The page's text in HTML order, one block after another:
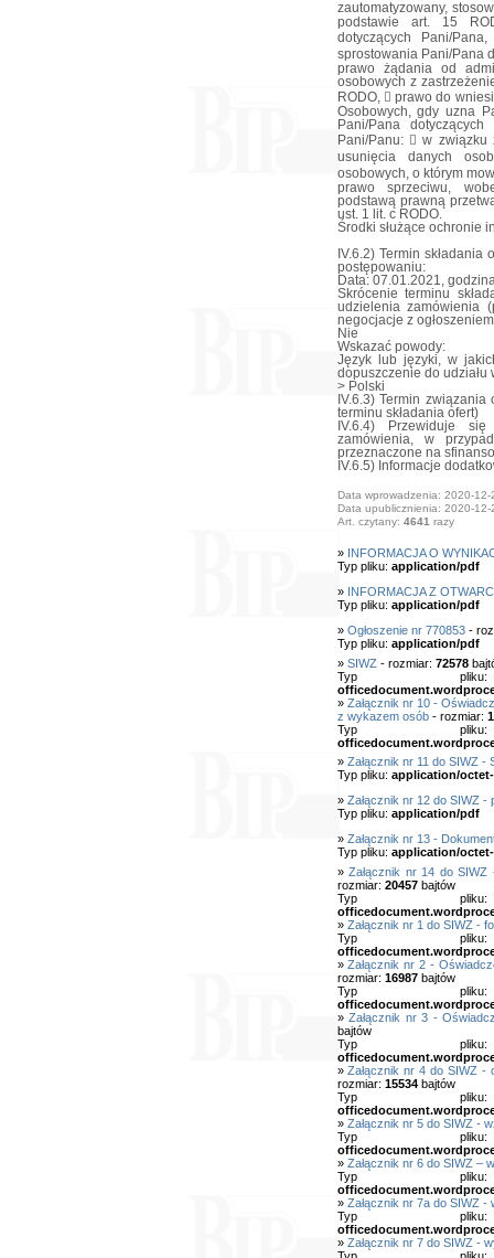
zautomatyzowany,
podstawie art. 15
dotyczących Pani/
sprostowania Pani/Pana
prawo żądania od
osobowych z
RODO,  prawo do
Osobowych, gdy uzna
Pani/Pana
Pani/Panu:  w
usunięcia danych
osobowych, o którym
prawo sprzeciwu,
podstawą prawną
ust. 1 lit. c RODO.
Środki służące ochronie
IV.6.2) Termin
postępowaniu:
Data: 07.01.2021,
Skrócenie terminu
udzielenia zamówienia
negocjacje z
Nie
Wskazać powody:
Język lub języki, w
dopuszczenie do udziału
> Polski
IV.6.3) Termin
terminu składania ofert)
IV.6.4) Przewiduje
zamówienia, w
przeznaczone na
IV.6.5) Informacje
Data wprowadzenia: 2020-12-
Data upublicznienia: 2020-12-
Art. czytany: 4641razy
» INFORMACJA O
Typ pliku: application/pdf
» INFORMACJA Z
Typ pliku: application/pdf
» Ogłoszenie nr 770853-
Typ pliku: application/pdf
» SIWZ - rozmiar: 72578
Typ
» Załącznik nr 10 -
z wykazem osób- rozmiar:
Typ
» Załącznik nr 11 do SIWZ -
Typ pliku: application/
» Załącznik nr 12 do SIWZ -
Typ pliku: application/pdf
» Załącznik nr 13 -
Typ pliku: application/
»Załącznik nr 14 do
rozmiar: 20457bajtów
Typ
» Załącznik nr 1 do SIWZ -
Typ
»Załącznik nr 2 -
rozmiar: 16987bajtów
Typ
»Załącznik nr 3 -
bajtów
Typ
»Załącznik nr 4 do SIWZ -
rozmiar: 15534bajtów
Typ
» Załącznik nr 5 do SIWZ -
Typ
» Załącznik nr 6 do SIWZ –
Typ
» Załącznik nr 7a do SIWZ -
Typ
» Załącznik nr 7 do SIWZ -